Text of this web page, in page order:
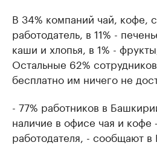
В 34% компаний чай, кофе,
работодатель, в 11% -
каши и хлопья, в 1% -
Остальные 62%
бесплатно им ничего не
- 77% работников в
наличие в офисе чая и кофе
работодателя, - сообщают